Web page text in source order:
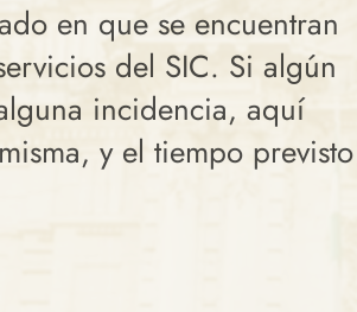
en que se encuentran
del SIC. Si algún
incidencia, aquí
y el tiempo previsto